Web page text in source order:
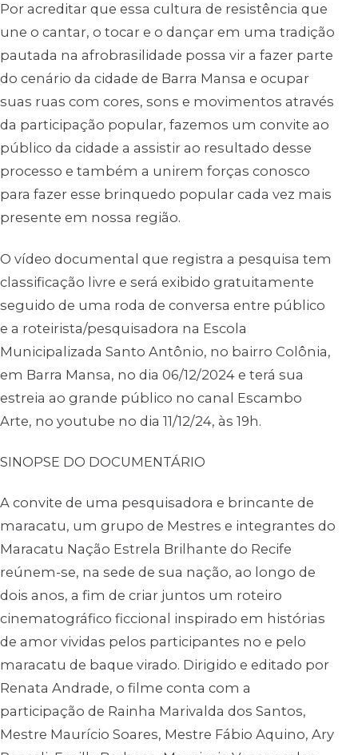
Por acreditar que essa cultura de resistência que
une o cantar, o tocar e o dançar em uma tradição
pautada na afrobrasilidade possa vir a fazer parte
do cenário da cidade de Barra Mansa e ocupar
suas ruas com cores, sons e movimentos através
da participação popular, fazemos um convite ao
público da cidade a assistir ao resultado desse
processo e também a unirem forças conosco
para fazer esse brinquedo popular cada vez mais
presente em nossa região.
O vídeo documental que registra a pesquisa tem
classificação livre e será exibido gratuitamente
seguido de uma roda de conversa entre público
e a roteirista/pesquisadora na Escola
Municipalizada Santo Antônio, no bairro Colônia,
em Barra Mansa, no dia 06/12/2024 e terá sua
estreia ao grande público no canal Escambo
Arte, no youtube no dia 11/12/24, às 19h.
SINOPSE DO DOCUMENTÁRIO
A convite de uma pesquisadora e brincante de
maracatu, um grupo de Mestres e integrantes do
Maracatu Nação Estrela Brilhante do Recife
reúnem-se, na sede de sua nação, ao longo de
dois anos, a fim de criar juntos um roteiro
cinematográfico ficcional inspirado em histórias
de amor vividas pelos participantes no e pelo
maracatu de baque virado. Dirigido e editado por
Renata Andrade, o filme conta com a
participação de Rainha Marivalda dos Santos,
Mestre Maurício Soares, Mestre Fábio Aquino, Ary